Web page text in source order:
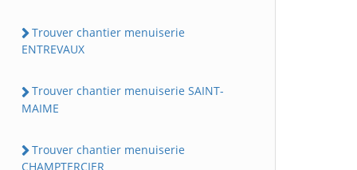
Trouver chantier menuiserie
ENTREVAUX
Trouver chantier menuiserie SAINT-
MAIME
Trouver chantier menuiserie
CHAMPTERCIER